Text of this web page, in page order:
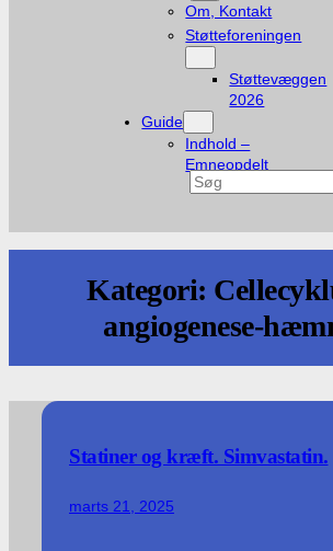
Om, Kontakt
Støtteforeningen
Støttevæggen
2026
Guide
Indhold –
Emneopdelt
Søg
Kategori:
angiogenese-
Statiner og kræft. Simvastatin.
marts 21, 2025